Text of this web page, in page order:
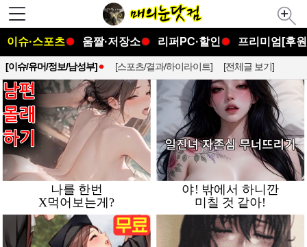
이슈·스포츠 움짤·저장소 리퍼PC·할인 프리미엄[후
[이슈/유머/정보/남성부] [스포츠/결과/하이라이트] [전체글 보기]